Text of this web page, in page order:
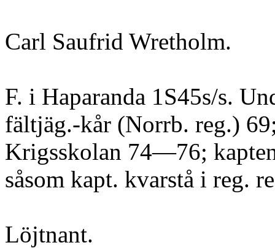
Carl Saufrid Wretholm.
F. i Haparanda 1S45s/s.
fältjäg.-kår (Norrb. reg.)
Krigsskolan 74—76;
såsom kapt. kvarstå i reg.
Löjtnant.